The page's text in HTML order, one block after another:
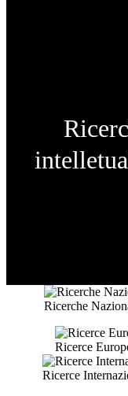
Ricerche
Ricerce
Ricerce